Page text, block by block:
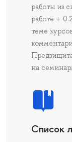
работы из
работе +
теме
на
Список